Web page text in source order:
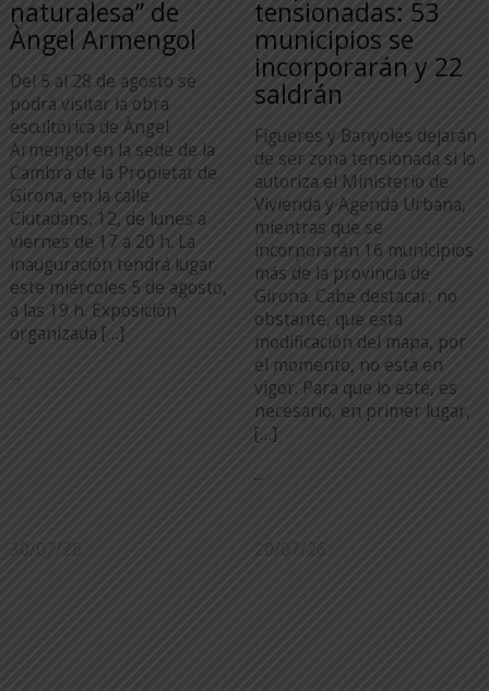
naturalesa” de
Àngel Armengol
Del 5 al 28 de agosto se
podrá visitar la obra
escultórica de Àngel
Armengol en la sede de la
Cambra de la Propietat de
Girona, en la calle
Ciutadans, 12, de lunes a
viernes de 17 a 20 h. La
inauguración tendrá lugar
este miércoles 5 de agosto,
a las 19 h. Exposición
organizada […]
...
tensionadas: 53
municipios se
incorporarán y 22
saldrán
Figueres y Banyoles dejarán
de ser zona tensionada si lo
autoriza el Ministerio de
Vivienda y Agenda Urbana,
mientras que se
incorporarán 16 municipios
más de la provincia de
Girona. Cabe destacar, no
obstante, que esta
modificación del mapa, por
el momento, no está en
vigor. Para que lo esté, es
necesario, en primer lugar,
[…]
...
30/07/26 20/07/26